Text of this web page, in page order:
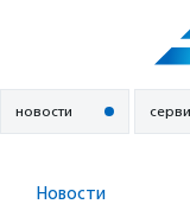
новости
Новости